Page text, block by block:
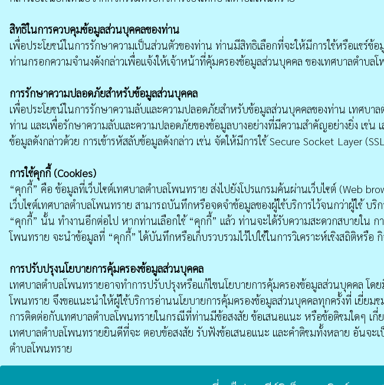
สิทธิในการควบคุมข้อมูลส่วนบุคคลของท่าน
เพื่อประโยชน์ในการรักษาความเป็นส่วนตัวของท่าน ท่านมีสิทธิเลือกที่จะให้มีการใช้หรือแชร์
ท่านกรอกความจำนงดังกล่าวเพื่อแจ้งให้เจ้าหน้าที่คุ้มครองข้อมูลส่วนบุคคล ของเทศบาลตำบล
การรักษาความปลอดภัยสำหรับข้อมูลส่วนบุคคล
เพื่อประโยชน์ในการรักษาความลับและความปลอดภัยสำหรับข้อมูลส่วนบุคคลของท่าน เทศบ
ท่าน และเพื่อรักษาความลับและความปลอดภัยของข้อมูลบางอย่างที่มีความสำคัญอย่างยิ่ง เช่
ข้อมูลดังกล่าวด้วย การเข้ารหัสลับข้อมูลดังกล่าว เช่น จัดให้มีการใช้ Secure Socket Layer
การใช้คุกกี้ (Cookies)
“คุกกี้” คือ ข้อมูลที่เว็บไซต์เทศบาลตำบลโพนทราย ส่งไปยังโปรแกรมค้นผ่านเว็บไซต์ (Web
เว็บไซต์เทศบาลตำบลโพนทราย สามารถบันทึกหรือจดจําข้อมูลของผู้ใช้บริการไว้จนกว่าผู้ใช้
“คุกกี้” นั้น ทำงานอีกต่อไป หากท่านเลือกใช้ “คุกกี้” แล้ว ท่านจะได้รับความสะดวกสบายใน ก
โพนทราย จะนําข้อมูลที่ “คุกกี้” ได้บันทึกหรือเก็บรวบรวมไว้ไปใช้ในการวิเคราะห์เชิงสถิติห
การปรับปรุงนโยบายการคุ้มครองข้อมูลส่วนบุคคล
เทศบาลตำบลโพนทรายอาจทำการปรับปรุงหรือแก้ไขนโยบายการคุ้มครองข้อมูลส่วนบุคคล โ
โพนทราย จึงขอแนะนําให้ผู้ใช้บริการอ่านนโยบายการคุ้มครองข้อมูลส่วนบุคคลทุกครั้งที่ เยี่ย
การติดต่อกับเทศบาลตำบลโพนทรายในกรณีที่ท่านมีข้อสงสัย ข้อเสนอแนะ หรือข้อติชมใดๆ
เทศบาลตำบลโพนทรายยินดีที่จะ ตอบข้อสงสัย รับฟังข้อเสนอแนะ และคําติชมทั้งหลาย อันจะ
ตำบลโพนทราย